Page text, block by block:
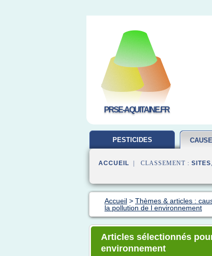
PRSE-AQUITAINE.FR
PESTICIDES
ACCUEIL | CLASSEMENT : SITES,
Accueil > Thèmes & articles :
la pollution de l environnement
Articles sélectionnés
environnement